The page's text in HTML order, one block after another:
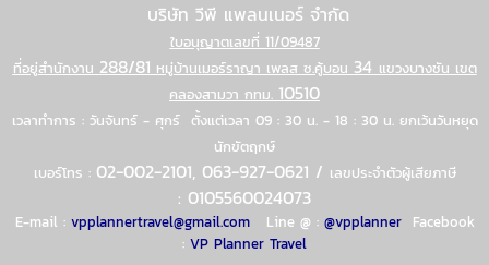
บริษัท วีพี แพลนเนอร์ จำกัด
ใบอนุญาตเลขที่ 11/09487
ที่อยู่สํานักงาน 288/81 หมู่บ้านเมอร์ราญา เพลส ซ.คู้บอน 34 แขวงบางชัน เขต
คลองสามวา กทม. 10510
เวลาทำการ : วันจันทร์ - ศุกร์ ตั้งแต่เวลา 09 : 30 น. - 18 : 30 น. ยกเว้นวันหยุด
นักขัตฤกษ์
เบอร์โทร : 02-002-2101, 063-927-0621 / เลขประจำตัวผู้เสียภาษี
: 0105560024073
E-mail : vpplannertravel@gmail.com Line @ : @vpplannerFacebook
: VP Planner Travel